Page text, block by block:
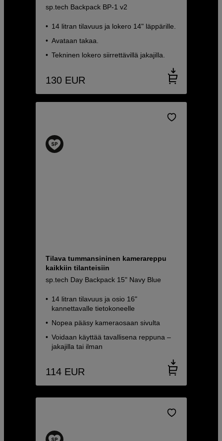
sp.tech Backpack BP-1 v2
14 litran tilavuus ja lokero 14" läppärille.
Avataan takaa.
Tekninen lokero siirrettävillä jakajilla.
130 EUR
Tilava tummansininen kamerareppu
kaikkiin tilanteisiin
sp.tech Day Backpack 15" Navy Blue
14 litran tilavuus ja osio 16"
kannettavalle tietokoneelle
Nopea pääsy kameraosaan sivulta
Voidaan käyttää tavallisena reppuna –
jakajilla tai ilman
114 EUR